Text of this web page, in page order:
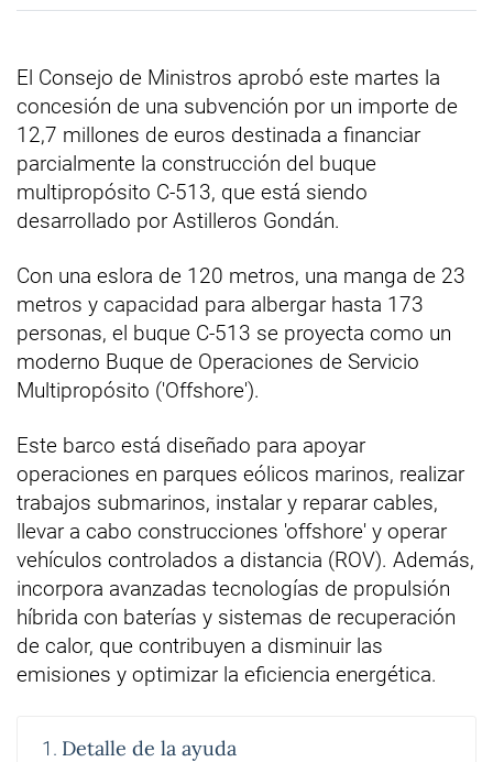
El Consejo de Ministros aprobó este martes la
concesión de una subvención por un importe de
12,7 millones de euros destinada a financiar
parcialmente la construcción del buque
multipropósito C-513, que está siendo
desarrollado por Astilleros Gondán.
Con una eslora de 120 metros, una manga de 23
metros y capacidad para albergar hasta 173
personas, el buque C-513 se proyecta como un
moderno Buque de Operaciones de Servicio
Multipropósito ('Offshore').
Este barco está diseñado para apoyar
operaciones en parques eólicos marinos, realizar
trabajos submarinos, instalar y reparar cables,
llevar a cabo construcciones 'offshore' y operar
vehículos controlados a distancia (ROV). Además,
incorpora avanzadas tecnologías de propulsión
híbrida con baterías y sistemas de recuperación
de calor, que contribuyen a disminuir las
emisiones y optimizar la eficiencia energética.
Detalle de la ayuda